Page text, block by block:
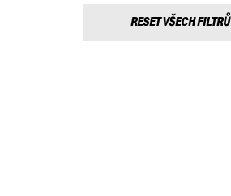
RESET VŠECH FILTRŮ